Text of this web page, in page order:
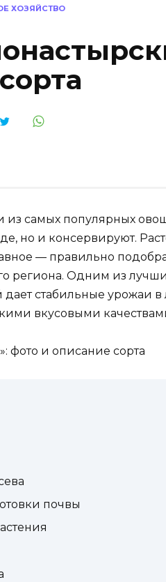
ХОЗЯЙСТВО
самых популярных
но и консервируют.
— правильно
региона. Одним из
стабильные урожаи
вкусовыми
почвы